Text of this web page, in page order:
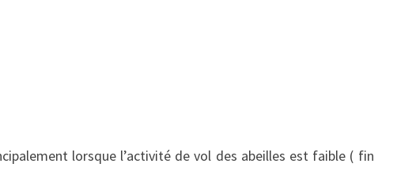
lorsque l’activité de vol des abeilles est faible ( fin